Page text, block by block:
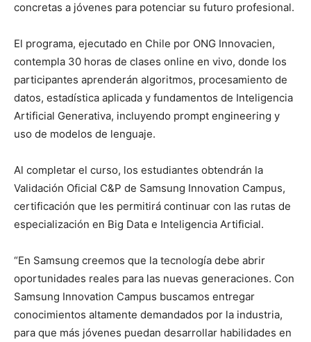
concretas a jóvenes para potenciar su futuro profesional.
El programa, ejecutado en Chile por ONG Innovacien,
contempla 30 horas de clases online en vivo, donde los
participantes aprenderán algoritmos, procesamiento de
datos, estadística aplicada y fundamentos de Inteligencia
Artificial Generativa, incluyendo prompt engineering y
uso de modelos de lenguaje.
Al completar el curso, los estudiantes obtendrán la
Validación Oficial C&P de Samsung Innovation Campus,
certificación que les permitirá continuar con las rutas de
especialización en Big Data e Inteligencia Artificial.
“En Samsung creemos que la tecnología debe abrir
oportunidades reales para las nuevas generaciones. Con
Samsung Innovation Campus buscamos entregar
conocimientos altamente demandados por la industria,
para que más jóvenes puedan desarrollar habilidades en